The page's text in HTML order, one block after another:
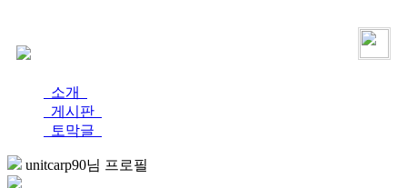
소개
게시판
토막글
unitcarp90님 프로필